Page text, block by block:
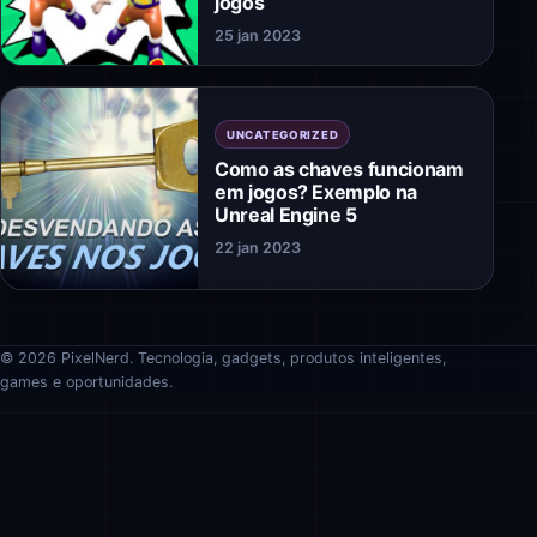
25 jan 2023
UNCATEGORIZED
Como as chaves funcionam
em jogos? Exemplo na
Unreal Engine 5
22 jan 2023
© 2026 PixelNerd. Tecnologia, gadgets, produtos inteligentes,
games e oportunidades.